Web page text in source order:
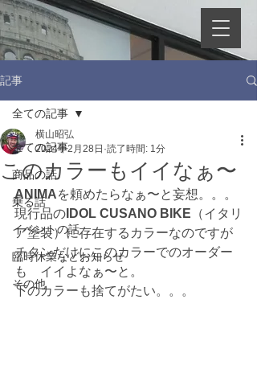
記事
全ての記事
商品の話
乗る話
イベントの話
臨時休業などお知らせ
その他
全ての記事
このカラーもイイなぁ〜
横山昭弘
2024年2月28日 読了時間: 1分
ANIMAを頼めたらなぁ〜と妄想。。。
現行品の IDOL CUSANO BIKE （イタリ
ア塗装）に存在するカラーなのですが
チタンだけにこのカラーでのオーダー
も　イイよなぁ〜と。
下のカラーも捨てがたい。。。